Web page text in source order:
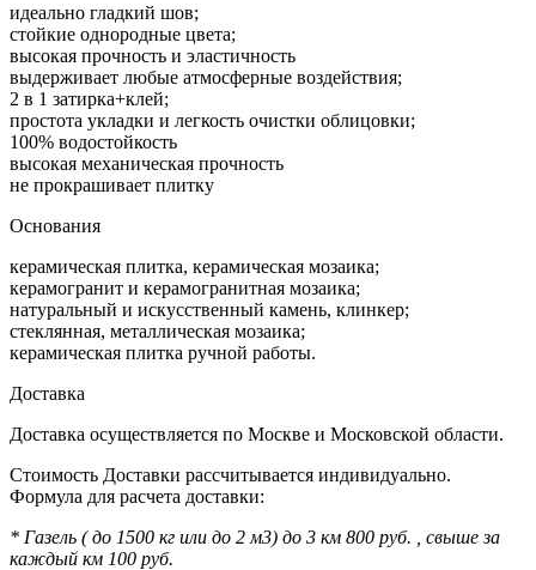
идеально гладкий шов;
стойкие однородные цвета;
высокая прочность и эластичность
выдерживает любые атмосферные воздействия;
2 в 1 затирка+клей;
простота укладки и легкость очистки облицовки;
100% водостойкость
высокая механическая прочность
не прокрашивает плитку
Основания
керамическая плитка, керамическая мозаика;
керамогранит и керамогранитная мозаика;
натуральный и искусственный камень, клинкер;
стеклянная, металлическая мозаика;
керамическая плитка ручной работы.
Доставка
Доставка осуществляется по Москве и Московской области.
Стоимость Доставки рассчитывается индивидуально.
Формула для расчета доставки:
* Газель ( до 1500 кг или до 2 м3) до 3 км 800 руб. , свыше за
каждый км 100 руб.